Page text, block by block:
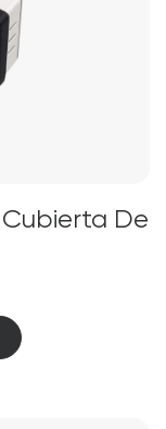
De